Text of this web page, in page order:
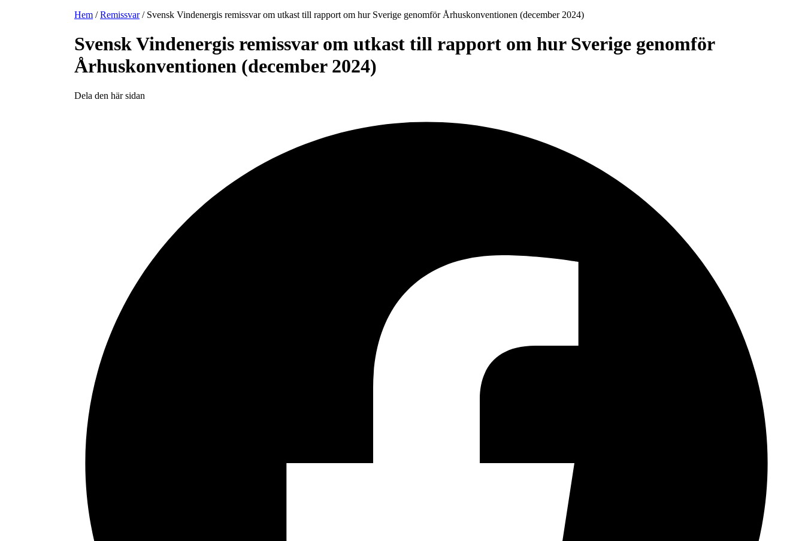
Hem / Remissvar / Svensk Vindenergis remissvar om utkast till rapport om hur Sverige genomför Århuskonventionen (december 2024)
Svensk Vindenergis remissvar om utkast till rapport om hur Sverige genomför
Århuskonventionen (december 2024)
Dela den här sidan